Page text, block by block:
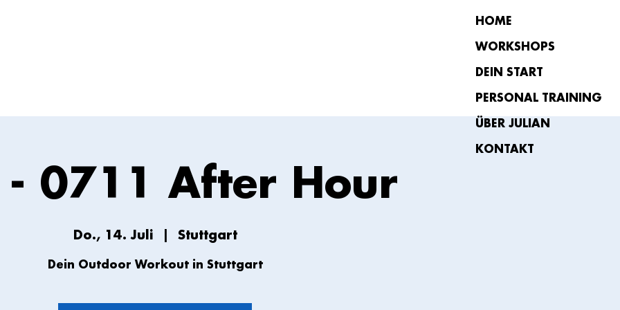
HOME
WORKSHOPS
DEIN START
PERSONAL TRAINING
ÜBER JULIAN
KONTAKT
- 0711 After Hour
Do., 14. Juli Stuttgart
Dein Outdoor Workout in Stuttgart